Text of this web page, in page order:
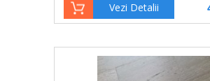
Vezi Detalii